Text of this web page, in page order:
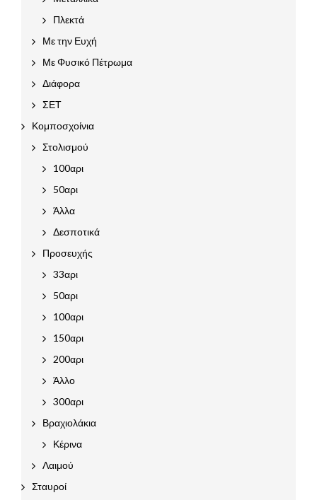
Πλεκτά
Με την Ευχή
Με Φυσικό Πέτρωμα
Διάφορα
ΣΕΤ
Κομποσχοίνια
Στολισμού
100αρι
50αρι
Άλλα
Δεσποτικά
Προσευχής
33αρι
50αρι
100αρι
150αρι
200αρι
Άλλο
300αρι
Βραχιολάκια
Κέρινα
Λαιμού
Σταυροί